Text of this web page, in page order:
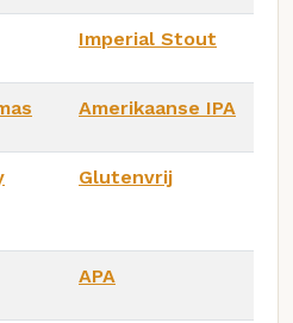
Imperial Stout
Amerikaanse IPA
Glutenvrij
APA